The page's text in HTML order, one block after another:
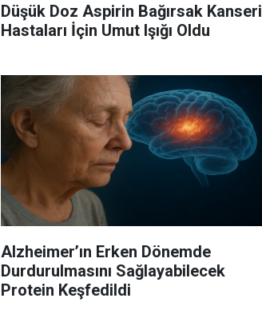
Düşük Doz Aspirin Bağırsak Kanseri
Hastaları İçin Umut Işığı Oldu
Alzheimer’ın Erken Dönemde
Durdurulmasını Sağlayabilecek
Protein Keşfedildi